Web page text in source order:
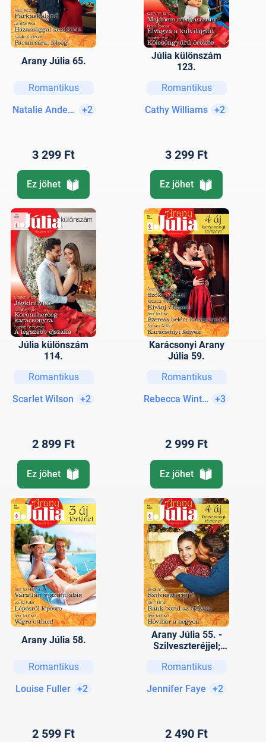
Arany Júlia 65.
Romantikus
Natalie Anderson+2
3 299 Ft
Ez jöhet
Júlia különszám
123.
Romantikus
Cathy Williams
+2
3 299 Ft
Ez jöhet
Júlia különszám
114.
Romantikus
Scarlet Wilson
+2
2 899 Ft
Ez jöhet
Karácsonyi Arany
Júlia 59.
Romantikus
Rebecca Winters+3
2 999 Ft
Ez jöhet
Arany Júlia 58.
Romantikus
Louise Fuller +2
2 599 Ft
Arany Júlia 55. -
Szilveszteréjjel;
éjszaka; Hóvihar a
Romantikus
Jennifer Faye
+2
2 490 Ft